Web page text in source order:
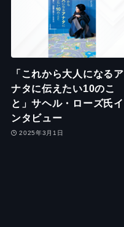
「これから大人になるア
ナタに伝えたい10のこ
と」サヘル・ローズ氏イ
ンタビュー
2025年3月1日